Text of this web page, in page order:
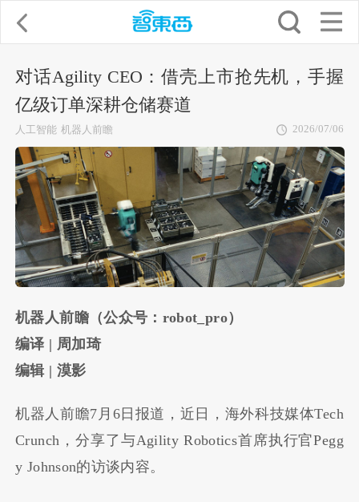
对话Agility CEO：借壳上市抢先机，手握
亿级订单深耕仓储赛道
人工智能 机器人前瞻 2026/07/06
机器人前瞻（公众号：robot_pro）
编译 | 周加琦
编辑 | 漠影
机器人前瞻7月6日报道，近日，海外科技媒体Tech
Crunch，分享了与Agility Robotics首席执行官Pegg
y Johnson的访谈内容。